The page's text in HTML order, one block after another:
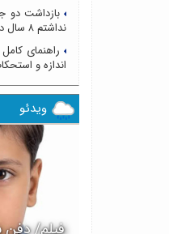
بازداشت دو
نداشتم ۸ سال درس بخوانم تا پزشک شوم
راهنمای
اندازه و
ویدئو
فیلم/